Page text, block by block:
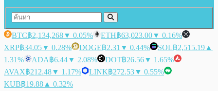
BTC฿2,134,268▼ 0.05% ETH฿63,023.00▼ 0.16%
XRP฿34.05▼ 0.28% DOGE฿2.31 ▼ 0.44% SOL฿2,515.19 ▲
1.31%
ADA฿6.44▼ 2.08% DOT฿26.56▼ 1.65%
AVAX฿212.48▼ 1.17% LINK฿272.53▼ 0.55%
KUB฿19.88 ▲ 0.32%